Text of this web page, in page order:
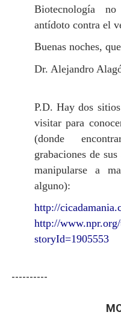
Biotecnología
antídoto contra el
Buenas noches,
Dr. Alejandro
P.D. Hay dos
visitar para
(donde
grabaciones de
manipularse a
alguno):
http://
http://
storyId=1905553
----------